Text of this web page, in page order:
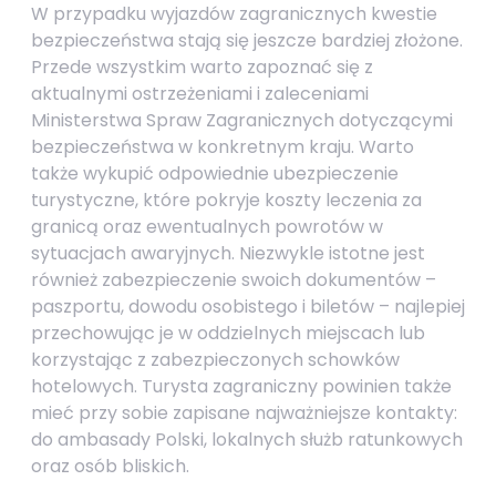
W przypadku wyjazdów zagranicznych kwestie
bezpieczeństwa stają się jeszcze bardziej złożone.
Przede wszystkim warto zapoznać się z
aktualnymi ostrzeżeniami i zaleceniami
Ministerstwa Spraw Zagranicznych dotyczącymi
bezpieczeństwa w konkretnym kraju. Warto
także wykupić odpowiednie ubezpieczenie
turystyczne, które pokryje koszty leczenia za
granicą oraz ewentualnych powrotów w
sytuacjach awaryjnych. Niezwykle istotne jest
również zabezpieczenie swoich dokumentów –
paszportu, dowodu osobistego i biletów – najlepiej
przechowując je w oddzielnych miejscach lub
korzystając z zabezpieczonych schowków
hotelowych. Turysta zagraniczny powinien także
mieć przy sobie zapisane najważniejsze kontakty:
do ambasady Polski, lokalnych służb ratunkowych
oraz osób bliskich.